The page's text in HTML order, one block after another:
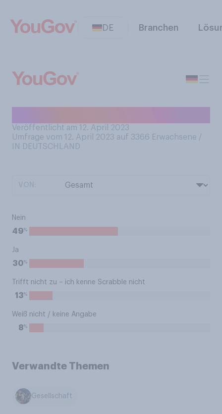
DE Branchen
Veröffentlicht am 12. April 2023
Umfrage vom 12. April 2023 auf 3366 Erwachsene /
IN DEUTSCHLAND
Nein
49%
Ja
30%
Trifft nicht zu – ich kenne Scrabble nicht
13%
Weiß nicht / keine Angabe
8%
Verwandte Themen
Gesellschaft